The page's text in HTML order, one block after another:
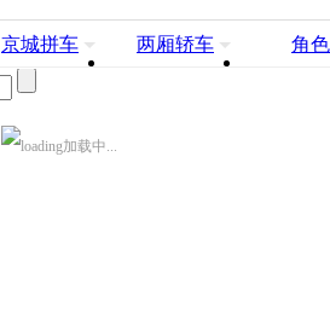
京城拼车 两厢轿车 角色
加载中...